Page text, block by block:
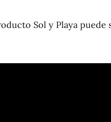
Sol y Playa puede